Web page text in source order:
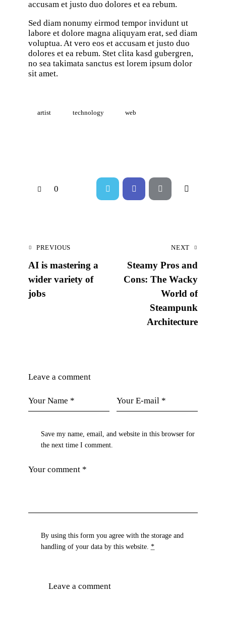
accusam et justo duo dolores et ea rebum.
Sed diam nonumy eirmod tempor invidunt ut
labore et dolore magna aliquyam erat, sed diam
voluptua. At vero eos et accusam et justo duo
dolores et ea rebum. Stet clita kasd gubergren,
no sea takimata sanctus est lorem ipsum dolor
sit amet.
artist technology web
0
PREVIOUS
AI is mastering a
wider variety of
jobs
NEXT
Steamy Pros and
Cons: The Wacky
World of
Steampunk
Architecture
Leave a comment
Save my name, email, and website in this browser for
the next time I comment.
By using this form you agree with the storage and
handling of your data by this website.*